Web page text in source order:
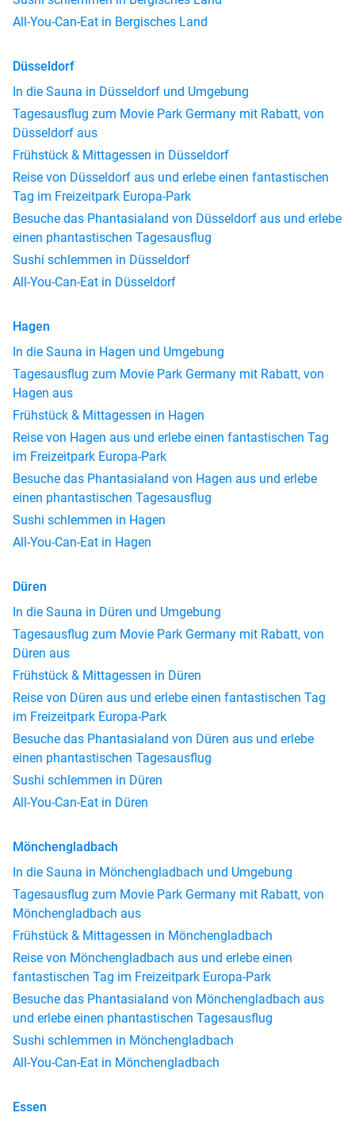
All-You-Can-Eat in Bergisches Land
Düsseldorf
In die Sauna in Düsseldorf und Umgebung
Tagesausflug zum Movie Park Germany mit Rabatt, von
Düsseldorf aus
Frühstück & Mittagessen in Düsseldorf
Reise von Düsseldorf aus und erlebe einen fantastischen
Tag im Freizeitpark Europa-Park
Besuche das Phantasialand von Düsseldorf aus und erlebe
einen phantastischen Tagesausflug
Sushi schlemmen in Düsseldorf
All-You-Can-Eat in Düsseldorf
Hagen
In die Sauna in Hagen und Umgebung
Tagesausflug zum Movie Park Germany mit Rabatt, von
Hagen aus
Frühstück & Mittagessen in Hagen
Reise von Hagen aus und erlebe einen fantastischen Tag
im Freizeitpark Europa-Park
Besuche das Phantasialand von Hagen aus und erlebe
einen phantastischen Tagesausflug
Sushi schlemmen in Hagen
All-You-Can-Eat in Hagen
Düren
In die Sauna in Düren und Umgebung
Tagesausflug zum Movie Park Germany mit Rabatt, von
Düren aus
Frühstück & Mittagessen in Düren
Reise von Düren aus und erlebe einen fantastischen Tag
im Freizeitpark Europa-Park
Besuche das Phantasialand von Düren aus und erlebe
einen phantastischen Tagesausflug
Sushi schlemmen in Düren
All-You-Can-Eat in Düren
Mönchengladbach
In die Sauna in Mönchengladbach und Umgebung
Tagesausflug zum Movie Park Germany mit Rabatt, von
Mönchengladbach aus
Frühstück & Mittagessen in Mönchengladbach
Reise von Mönchengladbach aus und erlebe einen
fantastischen Tag im Freizeitpark Europa-Park
Besuche das Phantasialand von Mönchengladbach aus
und erlebe einen phantastischen Tagesausflug
Sushi schlemmen in Mönchengladbach
All-You-Can-Eat in Mönchengladbach
Essen